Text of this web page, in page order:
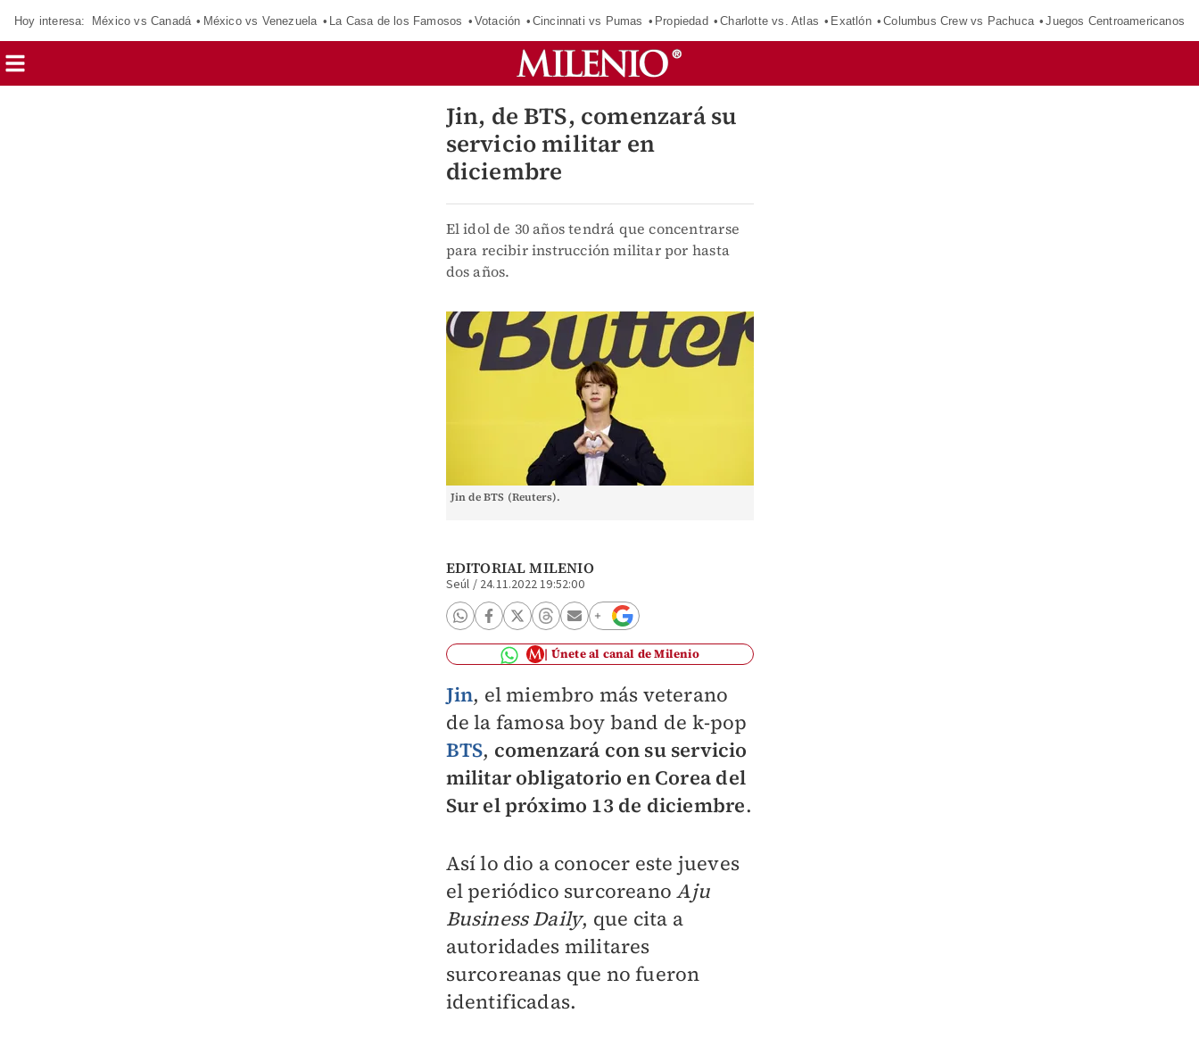
Hoy interesa: México vs Canadá México vs Venezuela La Casa de los Famosos Votación Cincinnati vs Pumas Propiedad Charlotte vs. Atlas Exatlón Columbus Crew vs Pachuca Juegos Centroamericanos
Jin, de BTS, comenzará su
servicio militar en
diciembre
El idol de 30 años tendrá que concentrarse
para recibir instrucción militar por hasta
dos años.
Jin de BTS (Reuters).
EDITORIAL MILENIO
Seúl / 24.11.2022 19:52:00
Únete al canal de Milenio
Jin, el miembro más veterano
de la famosa boy band de k-pop
BTS, comenzará con su servicio
militar obligatorio en Corea del
Sur el próximo 13 de diciembre.
Así lo dio a conocer este jueves
el periódico surcoreanoAju
Business Daily, que cita a
autoridades militares
surcoreanas que no fueron
identificadas.